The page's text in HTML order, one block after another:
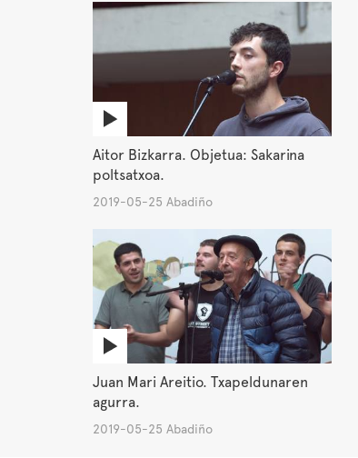
Aitor Bizkarra. Objetua: Sakarina
poltsatxoa.
2019-05-25 Abadiño
Juan Mari Areitio. Txapeldunaren
agurra.
2019-05-25 Abadiño